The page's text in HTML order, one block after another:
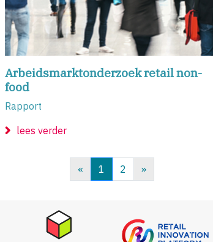
Arbeidsmarktonderzoek retail non-
food
Rapport
lees verder
« 1 2 »